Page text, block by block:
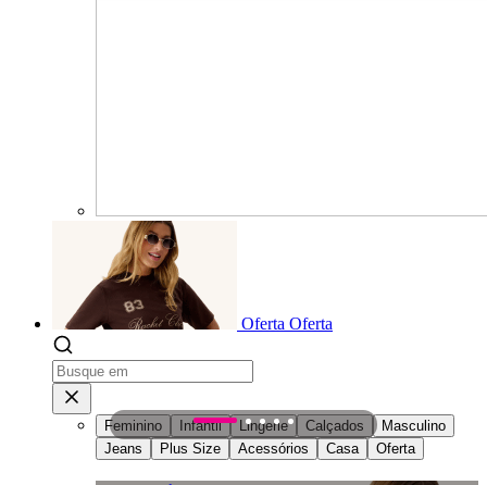
Oferta Oferta
Feminino Infantil Lingerie Calçados
Masculino
Jeans
Plus Size Acessórios Casa Oferta
1 2 3 4 5